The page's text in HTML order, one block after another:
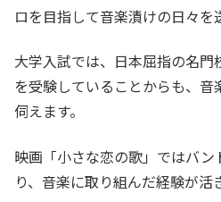
ロを目指して音楽漬けの日々を
大学入試では、日本屈指の名門
を受験していることからも、
伺えます。
映画「小さな恋の歌」ではバ
り、音楽に取り組んだ経験が活